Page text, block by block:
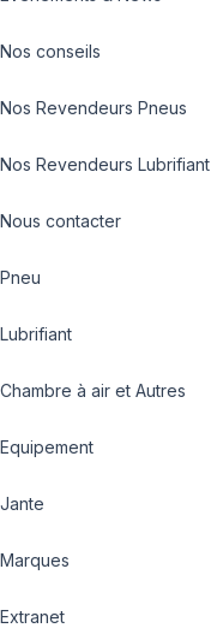
Nos conseils
Nos Revendeurs Pneus
Nos Revendeurs Lubrifiant
Nous contacter
Pneu
Lubrifiant
Chambre à air et Autres
Equipement
Jante
Marques
Extranet